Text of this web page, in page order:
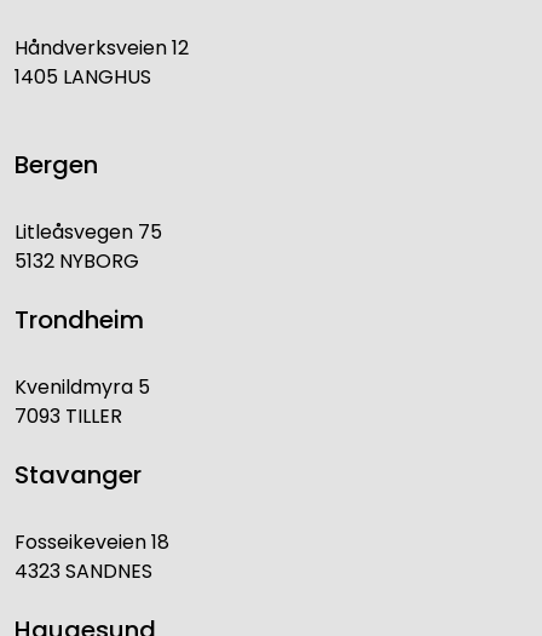
Håndverksveien 12
1405 LANGHUS
Bergen
Litleåsvegen 75
5132 NYBORG
Trondheim
Kvenildmyra 5
7093 TILLER
Stavanger
Fosseikeveien 18
4323 SANDNES